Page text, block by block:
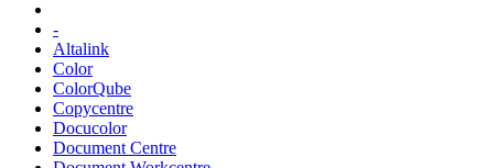
-
Altalink
Color
ColorQube
Copycentre
Docucolor
Document Centre